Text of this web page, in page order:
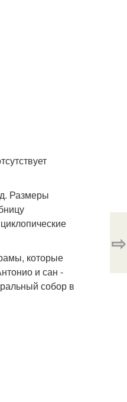
Размеры
которые
и сан -
собор в
⇨